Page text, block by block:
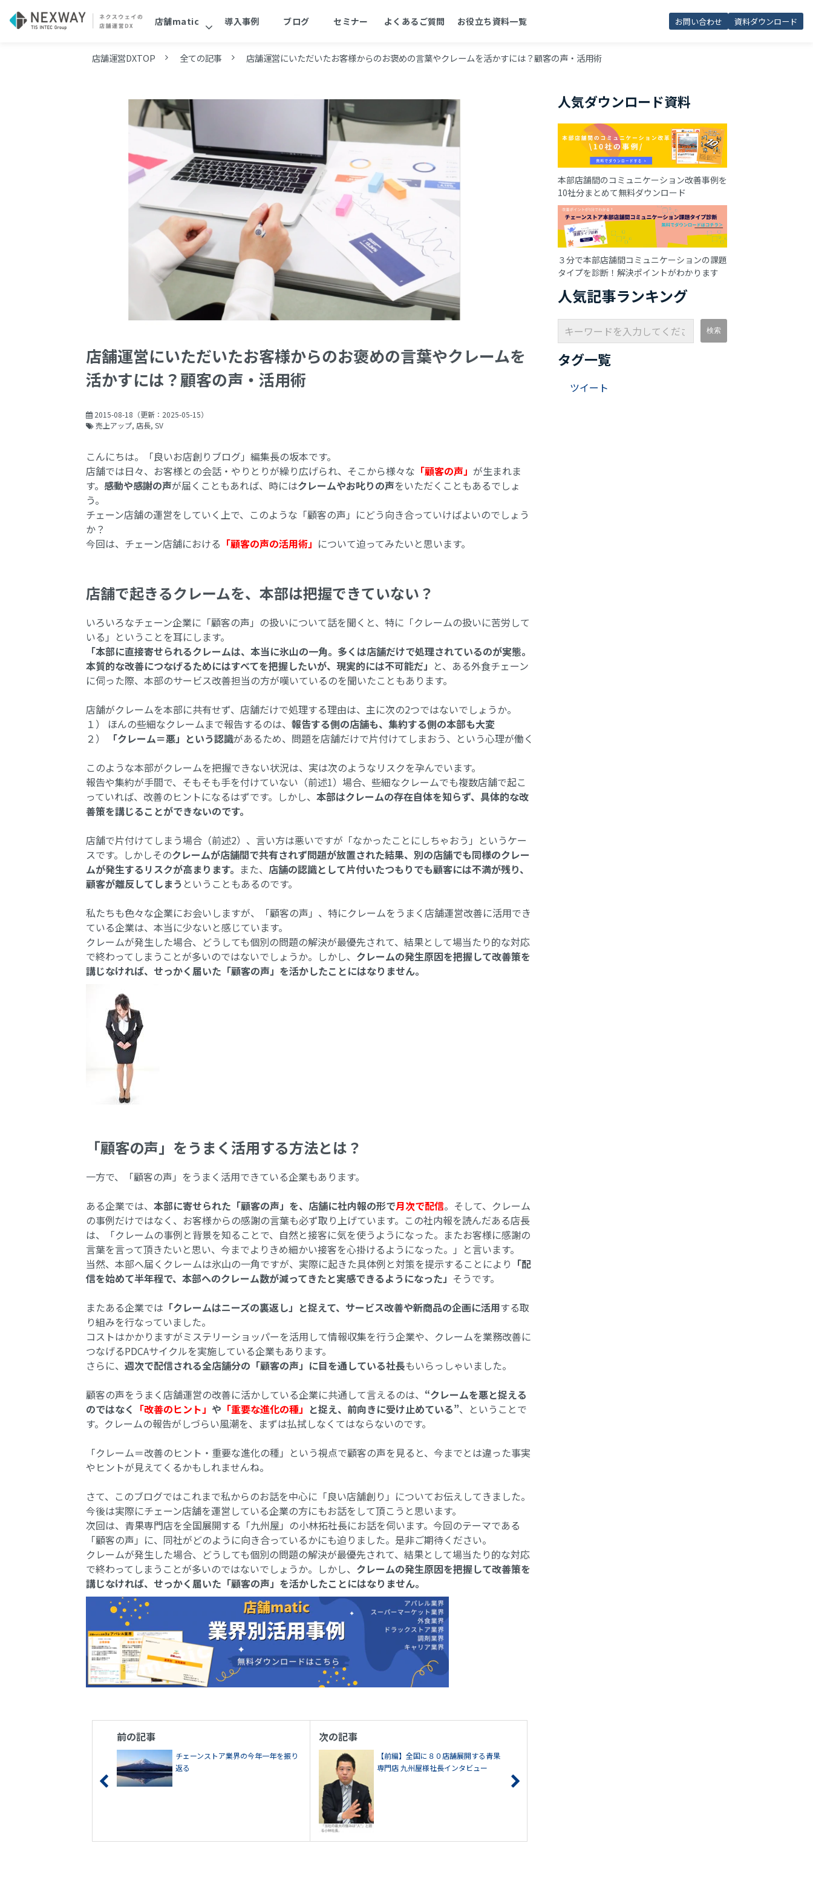
店舗matic 導入事例 ブログ セミナー よくあるご質問 お役立ち資料一覧 お問い合わせ 資料ダウンロード
店舗運営DXTOP 全ての記事 店舗運営にいただいたお客様からのお褒めの言葉やクレームを活かすには？顧客の声・活用術
店舗運営にいただいたお客様からのお褒めの言葉やクレームを
活かすには？顧客の声・活用術
2015-08-18 （更新： 2025-05-15）
売上アップ 店長 SV
こんにちは。「良いお店創りブログ」編集長の坂本です。
店舗では日々、お客様との会話・やりとりが繰り広げられ、そこから様々な 「顧客の声」 が生まれま
す。 感動や感謝の声が届くこともあれば、時にはクレームやお叱りの声をいただくこともあるでしょ
う。
チェーン店舗の運営をしていく上で、このような「顧客の声」にどう向き合っていけばよいのでしょう
か？
今回は、チェーン店舗における 「顧客の声の活用術」 について迫ってみたいと思います。
店舗で起きるクレームを、本部は把握できていない？
いろいろなチェーン企業に「顧客の声」の扱いについて話を聞くと、特に「クレームの扱いに苦労して
いる」ということを耳にします。
「本部に直接寄せられるクレームは、本当に氷山の一角。多くは店舗だけで処理されているのが実態。
本質的な改善につなげるためにはすべてを把握したいが、現実的には不可能だ」 と、ある外食チェーン
に伺った際、本部のサービス改善担当の方が嘆いているのを聞いたこともあります。
店舗がクレームを本部に共有せず、店舗だけで処理する理由は、主に次の2つではないでしょうか。
１） ほんの些細なクレームまで報告するのは、 報告する側の店舗も、集約する側の本部も大変
２）
「クレーム＝悪」という認識があるため、問題を店舗だけで片付けてしまおう、という心理が働く
このような本部がクレームを把握できない状況は、実は次のようなリスクを孕んでいます。
報告や集約が手間で、そもそも手を付けていない（前述1）場合、些細なクレームでも複数店舗で起こ
っていれば、改善のヒントになるはずです。しかし、 本部はクレームの存在自体を知らず、具体的な改
善策を講じることができないのです。
店舗で片付けてしまう場合（前述2）、言い方は悪いですが「なかったことにしちゃおう」というケー
スです。しかしそのクレームが店舗間で共有されず問題が放置された結果、別の店舗でも同様のクレー
ムが発生するリスクが高まります。 また、 店舗の認識として片付いたつもりでも顧客には不満が残り、
顧客が離反してしまう ということもあるのです。
私たちも色々な企業にお会いしますが、「顧客の声」、特にクレームをうまく店舗運営改善に活用でき
ている企業は、本当に少ないと感じています。
クレームが発生した場合、どうしても個別の問題の解決が最優先されて、結果として場当たり的な対応
で終わってしまうことが多いのではないでしょうか。しかし、 クレームの発生原因を把握して改善策を
講じなければ、せっかく届いた「顧客の声」を活かしたことにはなりません。
「顧客の声」をうまく活用する方法とは？
一方で、「顧客の声」をうまく活用できている企業もあります。
ある企業では、 本部に寄せられた「顧客の声」を、店舗に社内報の形で月次で配信。そして、クレーム
の事例だけではなく、お客様からの感謝の言葉も必ず取り上げています。この社内報を読んだある店長
は、「クレームの事例と背景を知ることで、自然と接客に気を使うようになった。またお客様に感謝の
言葉を言って頂きたいと思い、今までよりきめ細かい接客を心掛けるようになった。」と言います。
当然、本部へ届くクレームは氷山の一角ですが、実際に起きた具体例と対策を提示することにより 「配
信を始めて半年程で、本部へのクレーム数が減ってきたと実感できるようになった」 そうです。
またある企業では 「クレームはニーズの裏返し」と捉えて、サービス改善や新商品の企画に活用する取
り組みを行なっていました。
コストはかかりますがミステリーショッパーを活用して情報収集を行う企業や、クレームを業務改善に
つなげるPDCAサイクルを実施している企業もあります。
さらに、 週次で配信される全店舗分の「顧客の声」に目を通している社長もいらっしゃいました。
顧客の声をうまく店舗運営の改善に活かしている企業に共通して言えるのは、 “クレームを悪と捉える
のではなく 「改善のヒント」 や 「重要な進化の種」 と捉え、前向きに受け止めている”、ということで
す。クレームの報告がしづらい風潮を、まずは払拭しなくてはならないのです。
「クレーム＝改善のヒント・重要な進化の種」という視点で顧客の声を見ると、今までとは違った事実
やヒントが見えてくるかもしれませんね。
さて、このブログではこれまで私からのお話を中心に「良い店舗創り」についてお伝えしてきました。
今後は実際にチェーン店舗を運営している企業の方にもお話をして頂こうと思います。
次回は、青果専門店を全国展開する「九州屋」の小林拓社長にお話を伺います。今回のテーマである
「顧客の声」に、同社がどのように向き合っているかにも迫りました。是非ご期待ください。
クレームが発生した場合、どうしても個別の問題の解決が最優先されて、結果として場当たり的な対応
で終わってしまうことが多いのではないでしょうか。しかし、 クレームの発生原因を把握して改善策を
講じなければ、せっかく届いた「顧客の声」を活かしたことにはなりません。
前の記事
チェーンストア業界の今年一年を振り
返る
次の記事
【前編】全国に８０店舗展開する青果
専門店 九州屋様社長インタビュー
人気ダウンロード資料
本部店舗間のコミュニケーション改善事例を
10社分まとめて無料ダウンロード
３分で本部店舗間コミュニケーションの課題
タイプを診断！解決ポイントがわかります
人気記事ランキング
タグ一覧
ツイート